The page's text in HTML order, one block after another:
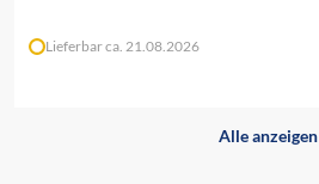
Lieferbar ca. 21.08.2026
Alle anzeigen